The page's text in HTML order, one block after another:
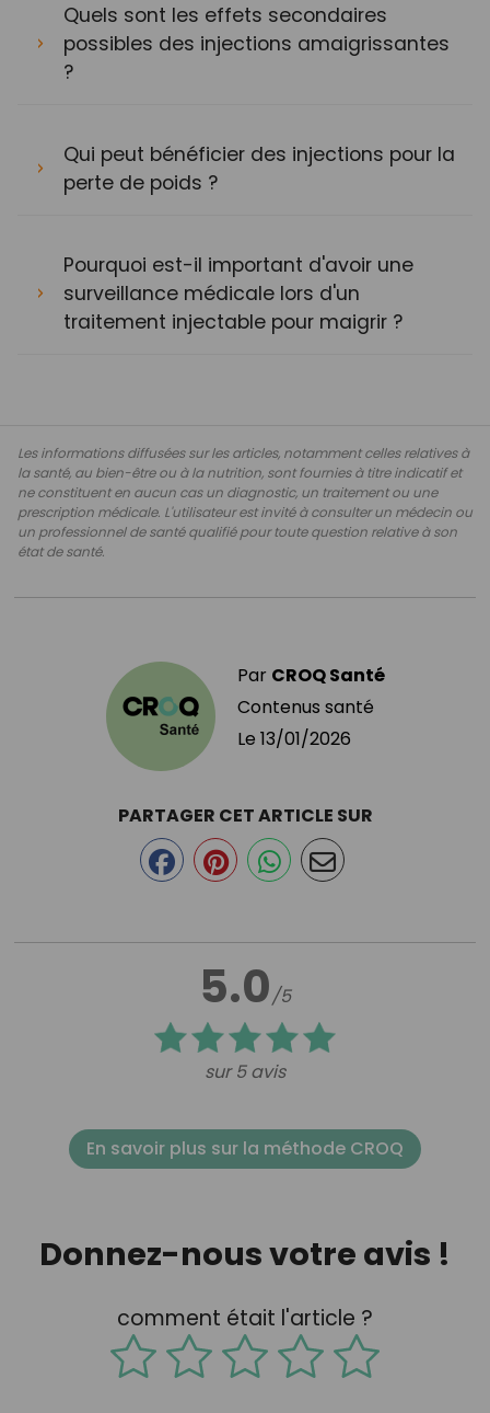
Quels sont les effets secondaires
possibles des injections amaigrissantes
?
Qui peut bénéficier des injections pour la
perte de poids ?
Pourquoi est-il important d'avoir une
surveillance médicale lors d'un
traitement injectable pour maigrir ?
Les informations diffusées sur les articles, notamment celles relatives à
la santé, au bien-être ou à la nutrition, sont fournies à titre indicatif et
ne constituent en aucun cas un diagnostic, un traitement ou une
prescription médicale. L'utilisateur est invité à consulter un médecin ou
un professionnel de santé qualifié pour toute question relative à son
état de santé.
Par CROQ Santé
Contenus santé
Le 13/01/2026
5.0/5
sur 5 avis
PARTAGER CET ARTICLE SUR
En savoir plus sur la méthode CROQ
Donnez-nous votre avis !
comment était l'article ?